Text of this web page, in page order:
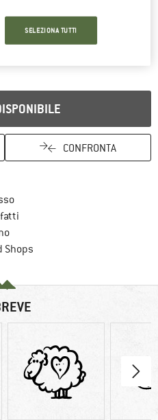
CONFRONTA
Vai alla politica di recesso qui
Shops
SELEZIONA TUTTI